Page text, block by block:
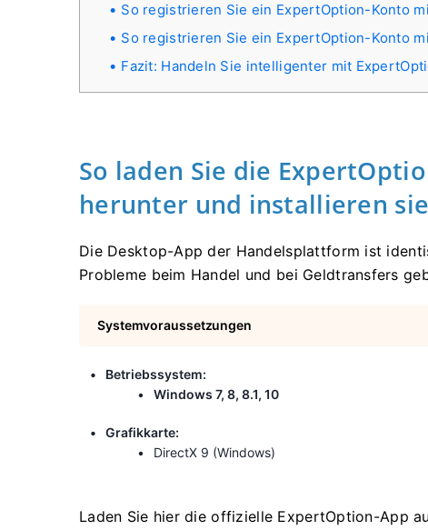
So registrieren Sie ein ExpertOption-Konto
So registrieren Sie ein ExpertOption-Konto
Fazit: Handeln Sie intelligenter mit
So laden Sie die
herunter und installieren sie
Die Desktop-App der Handelsplattform ist
Probleme beim Handel und bei Geldtransfers
Systemvoraussetzungen
Betriebssystem:
Windows 7, 8, 8.1, 10
Grafikkarte:
DirectX 9 (Windows)
Laden Sie hier die offizielle ExpertOption-App